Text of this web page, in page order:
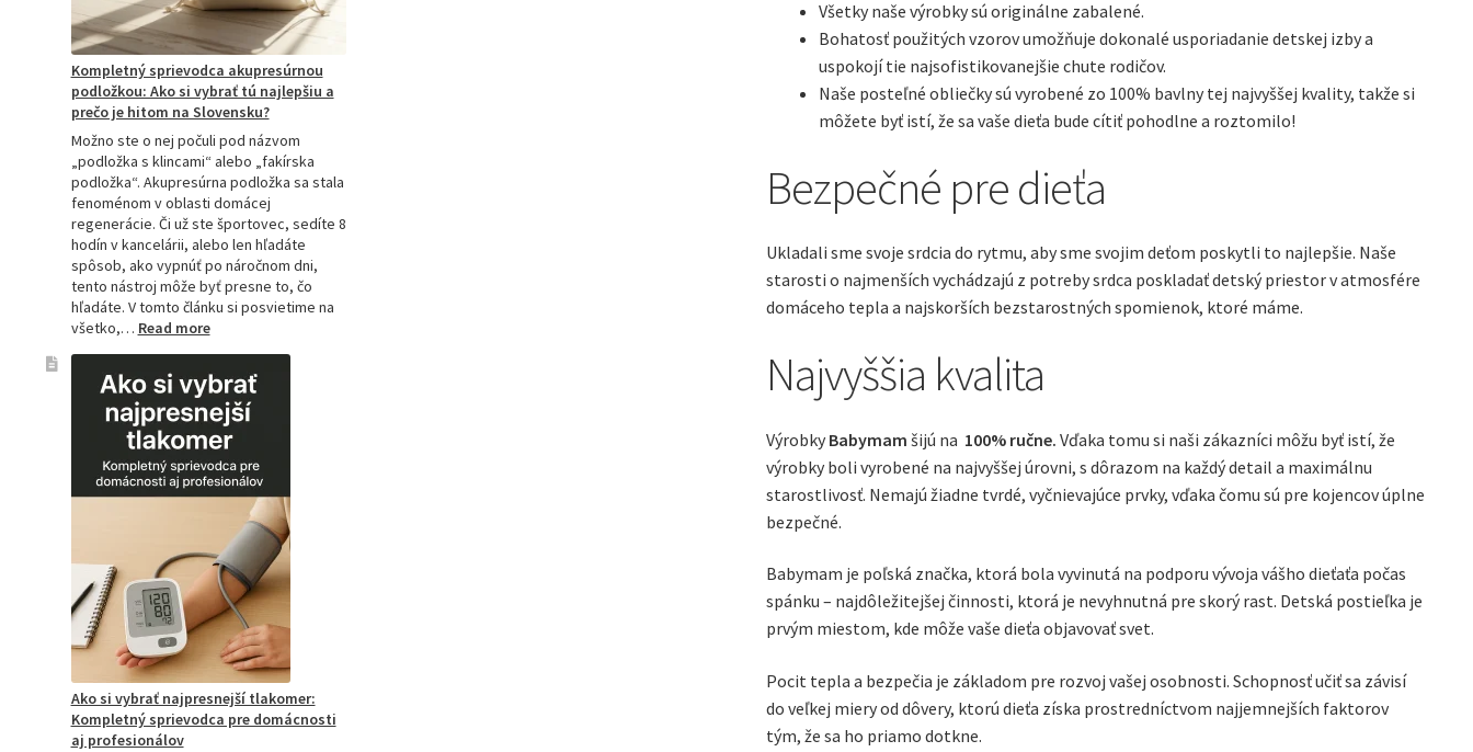
Všetky naše výrobky sú originálne zabalené.
Bohatosť použitých vzorov umožňuje dokonalé usporiadanie detskej izby a
uspokojí tie najsofistikovanejšie chute rodičov.
Naše posteľné obliečky sú vyrobené zo 100% bavlny tej najvyššej kvality, takže si
môžete byť istí, že sa vaše dieťa bude cítiť pohodlne a roztomilo!
Bezpečné pre dieťa
Ukladali sme svoje srdcia do rytmu, aby sme svojim deťom poskytli to najlepšie. Naše
starosti o najmenších vychádzajú z potreby srdca poskladať detský priestor v atmosfére
domáceho tepla a najskorších bezstarostných spomienok, ktoré máme.
Najvyššia kvalita
Výrobky Babymam šijú na 100% ručne.Vďaka tomu si naši zákazníci môžu byť istí, že
výrobky boli vyrobené na najvyššej úrovni, s dôrazom na každý detail a maximálnu
starostlivosť. Nemajú žiadne tvrdé, vyčnievajúce prvky, vďaka čomu sú pre kojencov úplne
bezpečné.
Babymam je poľská značka, ktorá bola vyvinutá na podporu vývoja vášho dieťaťa počas
spánku – najdôležitejšej činnosti, ktorá je nevyhnutná pre skorý rast. Detská postieľka je
prvým miestom, kde môže vaše dieťa objavovať svet.
Pocit tepla a bezpečia je základom pre rozvoj vašej osobnosti. Schopnosť učiť sa závisí
do veľkej miery od dôvery, ktorú dieťa získa prostredníctvom najjemnejších faktorov
tým, že sa ho priamo dotkne.
Kompletný sprievodca akupresúrnou
podložkou: Ako si vybrať tú najlepšiu a
prečo je hitom na Slovensku?
Možno ste o nej počuli pod názvom
„podložka s klincami“ alebo „fakírska
podložka“. Akupresúrna podložka sa stala
fenoménom v oblasti domácej
regenerácie. Či už ste športovec, sedíte 8
hodín v kancelárii, alebo len hľadáte
spôsob, ako vypnúť po náročnom dni,
tento nástroj môže byť presne to, čo
hľadáte. V tomto článku si posvietime na
všetko,… Read more:
akupresúrnou
podložkou:
Ako
si
vybrať
tú
najlepšiu
prečo
je
hitom
na
Slovensku?
Ako si vybrať najpresnejší tlakomer:
Kompletný sprievodca pre domácnosti
aj profesionálov